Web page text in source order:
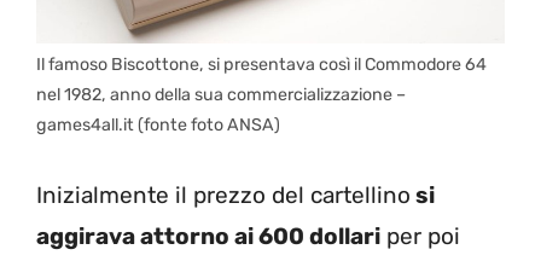
Il famoso Biscottone, si presentava così il Commodore 64
nel 1982, anno della sua commercializzazione –
games4all.it (fonte foto ANSA)
Inizialmente il prezzo del cartellino si
aggirava attorno ai 600 dollari per poi